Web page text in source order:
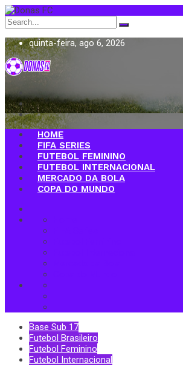
Search
for:
quinta-feira, ago 6, 2026
Donas FC
HOME
FIFA SERIES
FUTEBOL FEMININO
FUTEBOL INTERNACIONAL
MERCADO DA BOLA
COPA DO MUNDO
Base Sub 17
Futebol Brasileiro
Futebol Feminino
Futebol Internacional